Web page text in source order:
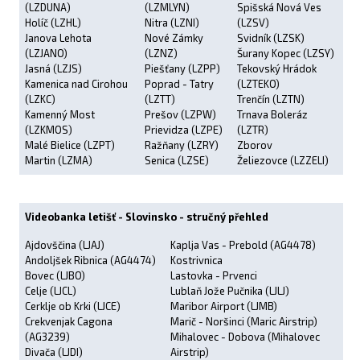
(LZDUNA)
Holíč (LZHL)
Janova Lehota
(LZJANO)
Jasná (LZJS)
Kamenica nad Cirohou
(LZKC)
Kamenný Most
(LZKMOS)
Malé Bielice (LZPT)
Martin (LZMA)
(LZMLYN)
Nitra (LZNI)
Nové Zámky
(LZNZ)
Piešťany (LZPP)
Poprad - Tatry
(LZTT)
Prešov (LZPW)
Prievidza (LZPE)
Ražňany (LZRY)
Senica (LZSE)
Spišská Nová Ves
(LZSV)
Svidník (LZSK)
Šurany Kopec (LZSY)
Tekovský Hrádok
(LZTEKO)
Trenčín (LZTN)
Trnava Boleráz
(LZTR)
Zborov
Želiezovce (LZZELI)
Videobanka letišť - Slovinsko - stručný přehled
Ajdovščina (LJAJ)
Andoljšek Ribnica (AG4474)
Bovec (LJBO)
Celje (LJCL)
Cerklje ob Krki (LJCE)
Crekvenjak Cagona
(AG3239)
Divača (LJDI)
Kaplja Vas - Prebold (AG4478)
Kostrivnica
Lastovka - Prvenci
Lublaň Jože Pučnika (LJLJ)
Maribor Airport (LJMB)
Marič - Noršinci (Maric Airstrip)
Mihalovec - Dobova (Mihalovec
Airstrip)